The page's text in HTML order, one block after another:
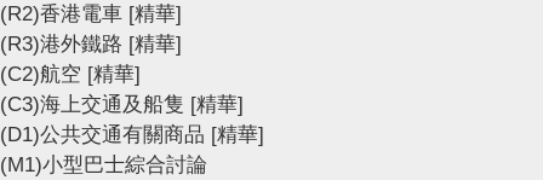
(R2)香港電車 [精華]
(R3)港外鐵路 [精華]
(C2)航空 [精華]
(C3)海上交通及船隻 [精華]
(D1)公共交通有關商品 [精華]
(M1)小型巴士綜合討論